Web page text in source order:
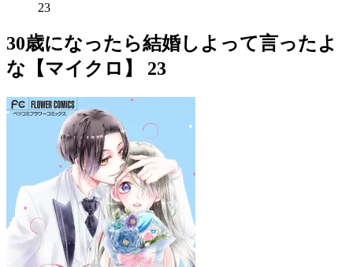
23
30歳になったら結婚しよって言ったよ
な【マイクロ】 23